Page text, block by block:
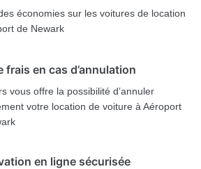
économies sur les voitures de location
de Newark
frais en cas d’annulation
vous offre la possibilité d’annuler
votre location de voiture à Aéroport
en ligne sécurisée